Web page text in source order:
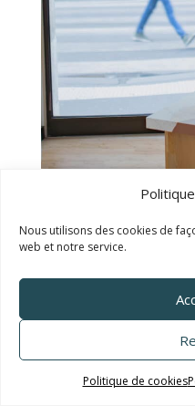
Nous utilisons des cookies de
web et notre service.
Politique de cookies